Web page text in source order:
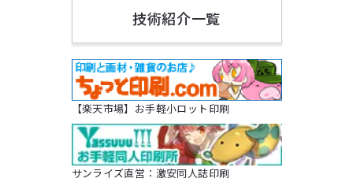
技術紹介一覧
【楽天市場】お手軽小ロット印刷
サンライズ直営：激安同人誌印刷